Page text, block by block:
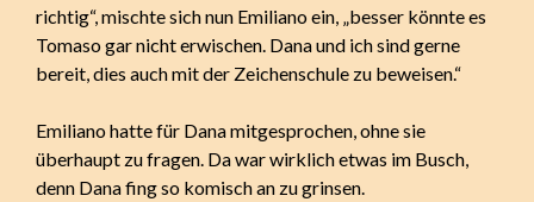
richtig“, mischte sich nun Emiliano ein, „besser könnte es
Tomaso gar nicht erwischen. Dana und ich sind gerne
bereit, dies auch mit der Zeichenschule zu beweisen.“
Emiliano hatte für Dana mitgesprochen, ohne sie
überhaupt zu fragen. Da war wirklich etwas im Busch,
denn Dana fing so komisch an zu grinsen.